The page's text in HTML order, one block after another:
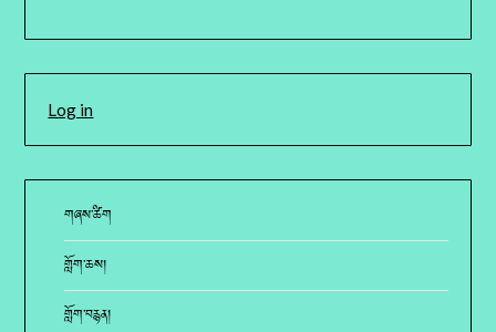
Log in
གཞས་ཚིག
གློག་ཆས།
གློག་བརྙན།